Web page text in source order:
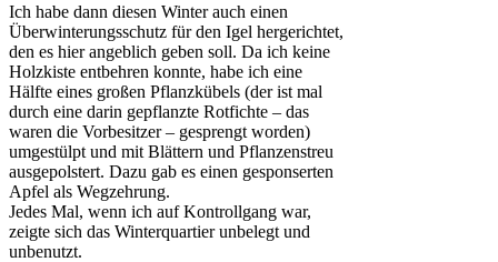
Ich habe dann diesen Winter auch einen
Überwinterungsschutz für den Igel hergerichtet,
den es hier angeblich geben soll. Da ich keine
Holzkiste entbehren konnte, habe ich eine
Hälfte eines großen Pflanzkübels (der ist mal
durch eine darin gepflanzte Rotfichte – das
waren die Vorbesitzer – gesprengt worden)
umgestülpt und mit Blättern und Pflanzenstreu
ausgepolstert. Dazu gab es einen gesponserten
Apfel als Wegzehrung.
Jedes Mal, wenn ich auf Kontrollgang war,
zeigte sich das Winterquartier unbelegt und
unbenutzt.